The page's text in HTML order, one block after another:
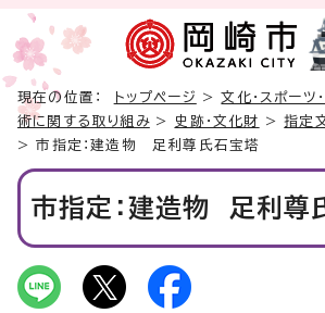
現在の位置： トップページ >文化・スポーツ
術に関する取り組み> 史跡・文化財 >指定
> 市指定：建造物 足利尊氏石宝塔
市指定：建造物 足利尊